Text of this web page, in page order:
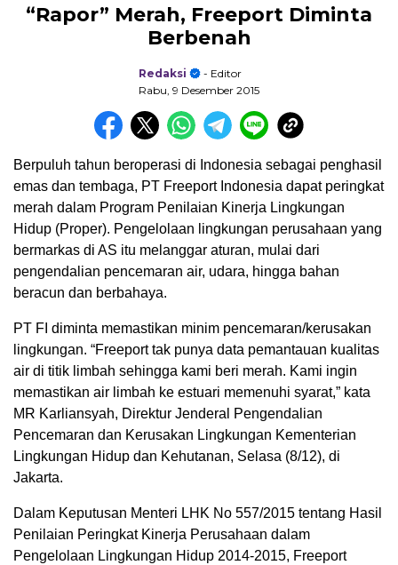
“Rapor” Merah, Freeport Diminta
Berbenah
Redaksi
- Editor
Rabu, 9 Desember 2015
Berpuluh tahun beroperasi di Indonesia sebagai penghasil
emas dan tembaga, PT Freeport Indonesia dapat peringkat
merah dalam Program Penilaian Kinerja Lingkungan
Hidup (Proper). Pengelolaan lingkungan perusahaan yang
bermarkas di AS itu melanggar aturan, mulai dari
pengendalian pencemaran air, udara, hingga bahan
beracun dan berbahaya.
PT FI diminta memastikan minim pencemaran/kerusakan
lingkungan. “Freeport tak punya data pemantauan kualitas
air di titik limbah sehingga kami beri merah. Kami ingin
memastikan air limbah ke estuari memenuhi syarat,” kata
MR Karliansyah, Direktur Jenderal Pengendalian
Pencemaran dan Kerusakan Lingkungan Kementerian
Lingkungan Hidup dan Kehutanan, Selasa (8/12), di
Jakarta.
Dalam Keputusan Menteri LHK No 557/2015 tentang Hasil
Penilaian Peringkat Kinerja Perusahaan dalam
Pengelolaan Lingkungan Hidup 2014-2015, Freeport